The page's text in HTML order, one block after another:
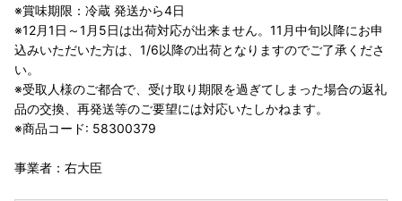
※賞味期限：冷蔵 発送から4日
※12月1日～1月5日は出荷対応が出来ません。11月中旬以降にお申
込みいただいた方は、1/6以降の出荷となりますのでご了承くださ
い。
※受取人様のご都合で、受け取り期限を過ぎてしまった場合の返礼
品の交換、再発送等のご要望には対応いたしかねます。
※商品コード: 58300379
事業者：右大臣